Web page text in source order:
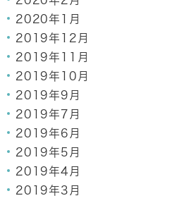
2020年1月
2019年12月
2019年11月
2019年10月
2019年9月
2019年7月
2019年6月
2019年5月
2019年4月
2019年3月